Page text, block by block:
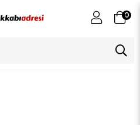
0